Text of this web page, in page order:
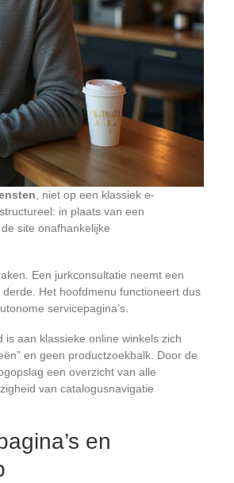
, niet op een klassiek e-
in plaats van een
site onafhankelijke
Een jurkconsultatie neemt een
Het hoofdmenu functioneert dus
servicepagina’s.
aan klassieke online winkels zich
en geen productzoekbalk. Door de
een overzicht van alle
van catalogusnavigatie
en